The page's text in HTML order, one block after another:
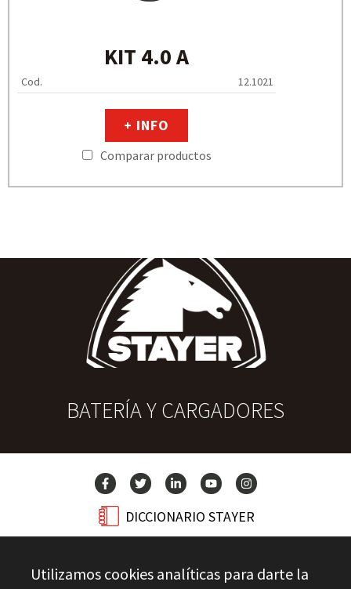
KIT 4.0 A
Cod. 12.1021
+ INFO
Comparar productos
BATERÍA Y CARGADORES
DICCIONARIO STAYER
Utilizamos cookies analíticas para darte la